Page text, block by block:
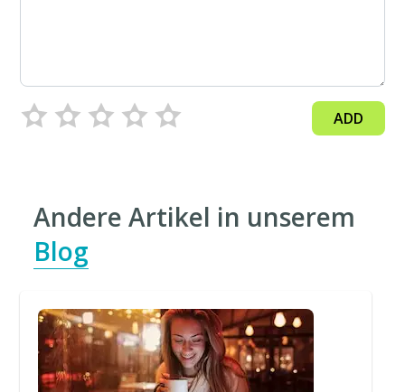
ADD
Andere Artikel in unserem
Blog